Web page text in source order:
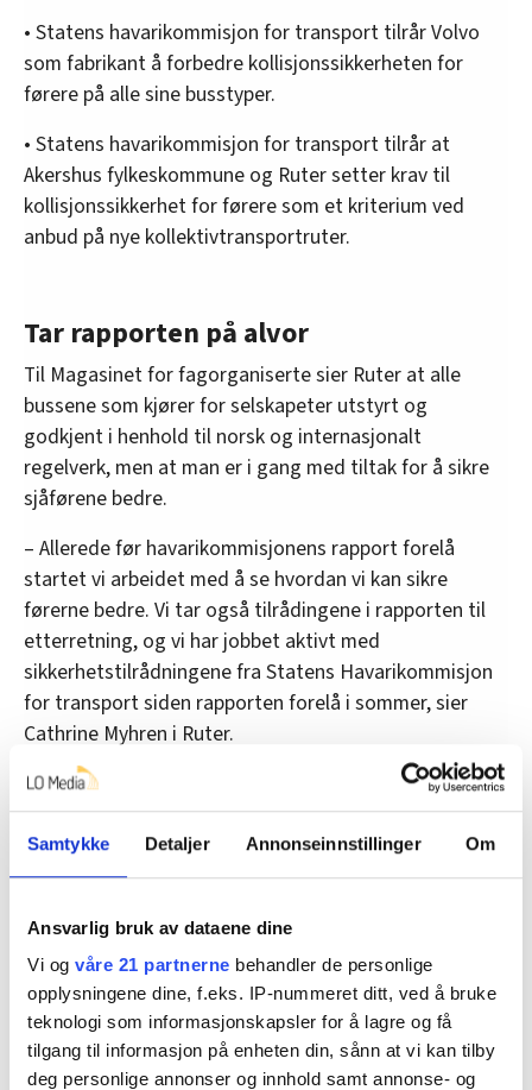
Samtykke Detaljer Annonseinnstillinger Om
Ansvarlig bruk av dataene dine
Vi og våre 21 partnerne behandler de personlige
opplysningene dine, f.eks. IP-nummeret ditt, ved å bruke
teknologi som informasjonskapsler for å lagre og få
tilgang til informasjon på enheten din, sånn at vi kan tilby
deg personlige annonser og innhold samt annonse- og
• Statens havarikommisjon for transport tilrår Volvo
som fabrikant å forbedre kollisjonssikkerheten for
førere på alle sine busstyper.
• Statens havarikommisjon for transport tilrår at
Akershus fylkeskommune og Ruter setter krav til
kollisjonssikkerhet for førere som et kriterium ved
anbud på nye kollektivtransportruter.
Tar rapporten på alvor
Til Magasinet for fagorganiserte sier Ruter at alle
bussene som kjører for selskapeter utstyrt og
godkjent i henhold til norsk og internasjonalt
regelverk, men at man er i gang med tiltak for å sikre
sjåførene bedre.
– Allerede før havarikommisjonens rapport forelå
startet vi arbeidet med å se hvordan vi kan sikre
førerne bedre. Vi tar også tilrådingene i rapporten til
etterretning, og vi har jobbet aktivt med
sikkerhetstilrådningene fra Statens Havarikommisjon
for transport siden rapporten forelå i sommer, sier
Cathrine Myhren i Ruter.
Hun viser til at Statens havarikommisjon blant annet
peker på at de sikkerhetskravene som stilles av Ruter
når det konkurreres om å bli bussoperatør også kan
påvirke til bedre kollisjonssikkerhet, enn det som
– Ruter har hatt dialog med markedet i august i form
av en anbudskonferanse for å få innspill til hvilke
muligheter for kollisjonssikkerhetskrav som det er
mulig å ha til materiell i anbudskontrakter. Vi har
mottatt noen tilbakemeldinger, men trenger mer